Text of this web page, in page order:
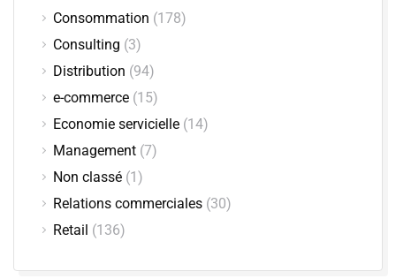
Consommation (178)
Consulting (3)
Distribution (94)
e-commerce (15)
Economie servicielle (14)
Management (7)
Non classé (1)
Relations commerciales (30)
Retail (136)